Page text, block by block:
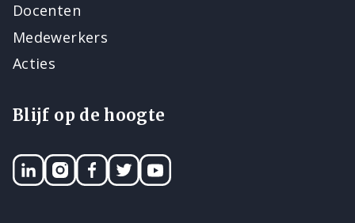
Docenten
Medewerkers
Acties
Blijf op de hoogte
LinkedINInstagram
Facebook
TwitterYouTube